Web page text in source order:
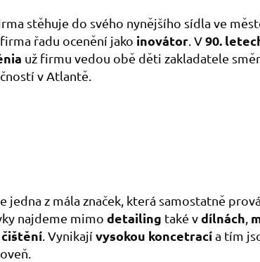
stěhuje do svého nynějšího sídla ve
řadu ocenění jako inovátor . V90.
už firmu vedou obě děti zakladatele
v Atlantě.
jedna z mála značek, která samostatně
najdeme mimo detailing také vdílnách
. Vynikajívysokou koncetracía tím